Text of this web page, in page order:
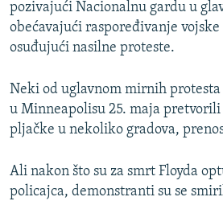
pozivajući Nacionalnu gardu u
obećavajući raspoređivanje
osuđujući nasilne proteste.
Neki od uglavnom mirnih
u Minneapolisu 25. maja pretvorili
pljačke u nekoliko gradova,
Ali nakon što su za smrt Floyda
policajca, demonstranti su se